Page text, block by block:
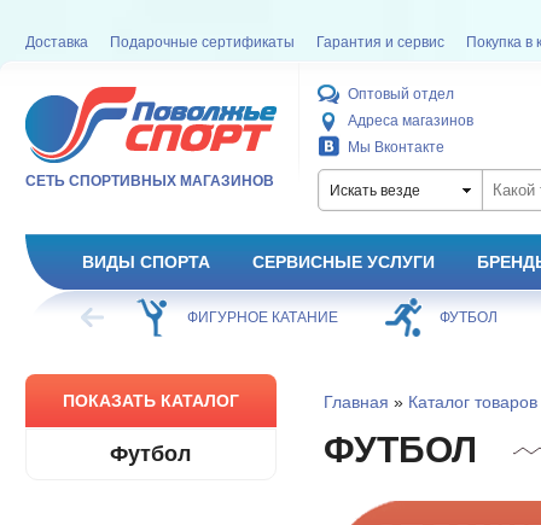
Доставка Подарочные сертификаты Гарантия и сервис Покупка в
СЕТЬ СПОРТИВНЫХ МАГАЗИНОВ
Оптовый отдел
Адреса магазинов
Мы Вконтакте
Искать везде
ВИДЫ СПОРТА СЕРВИСНЫЕ УСЛУГИ
ХОККЕЙ ФИГУРНОЕ КАТАНИЕ ФУТБОЛ
ПОКАЗАТЬ КАТАЛОГ
Футбол
Главная » Каталог товаров
ФУТБОЛ